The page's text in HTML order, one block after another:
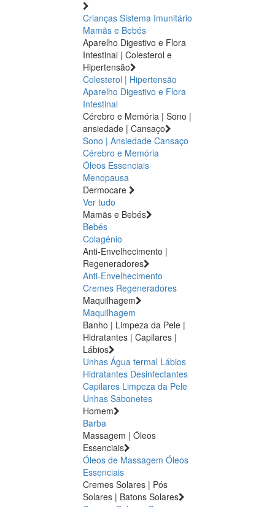
Crianças Sistema Imunitário
Mamãs e Bebés
Aparelho Digestivo e Flora
Intestinal | Colesterol e
Hipertensão
Colesterol | Hipertensão
Aparelho Digestivo e Flora
Intestinal
Cérebro e Memória | Sono |
ansiedade | Cansaço
Sono | Ansiedade Cansaço
Cérebro e Memória
Óleos Essenciais
Menopausa
Dermocare
Ver tudo
Mamãs e Bebés
Bebés
Colagénio
Anti-Envelhecimento |
Regeneradores
Anti-Envelhecimento
Cremes Regeneradores
Maquilhagem
Maquilhagem
Banho | Limpeza da Pele |
Hidratantes | Capilares |
Lábios
Unhas Água termal Lábios
Hidratantes Desinfectantes
Capilares Limpeza da Pele
Unhas Sabonetes
Homem
Barba
Massagem | Óleos
Essenciais
Óleos de Massagem Óleos
Essenciais
Cremes Solares | Pós
Solares | Batons Solares